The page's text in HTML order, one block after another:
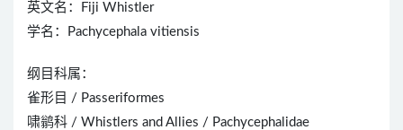
英文名：Fiji Whistler
学名：Pachycephala vitiensis
纲目科属：
雀形目 / Passeriformes
啸鹟科 / Whistlers and Allies / Pachycephalidae